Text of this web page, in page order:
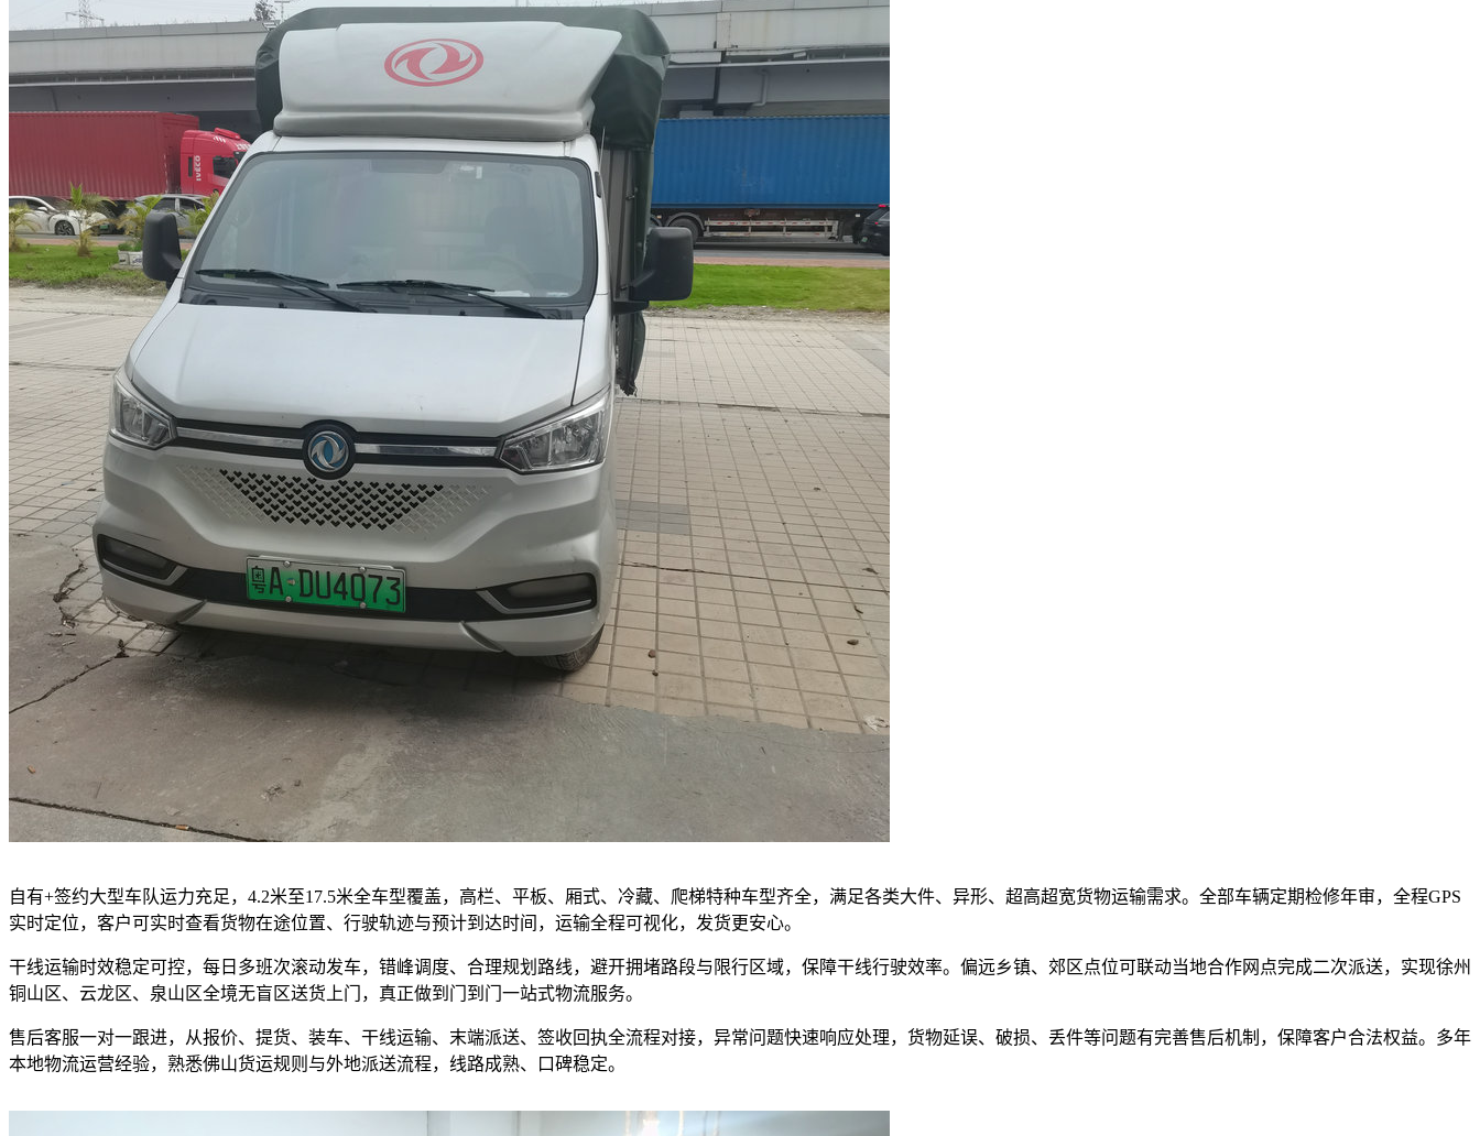
自有+签约大型车队运力充足，4.2米至17.5米全车型覆盖，高栏、平板、厢式、冷藏、爬梯特种车型齐全，满足各类大件、异形、超高超宽货物运输需求。全部车辆定期检修年审，全程GPS
实时定位，客户可实时查看货物在途位置、行驶轨迹与预计到达时间，运输全程可视化，发货更安心。
干线运输时效稳定可控，每日多班次滚动发车，错峰调度、合理规划路线，避开拥堵路段与限行区域，保障干线行驶效率。偏远乡镇、郊区点位可联动当地合作网点完成二次派送，实现徐州
铜山区、云龙区、泉山区全境无盲区送货上门，真正做到门到门一站式物流服务。
售后客服一对一跟进，从报价、提货、装车、干线运输、末端派送、签收回执全流程对接，异常问题快速响应处理，货物延误、破损、丢件等问题有完善售后机制，保障客户合法权益。多年
本地物流运营经验，熟悉佛山货运规则与外地派送流程，线路成熟、口碑稳定。